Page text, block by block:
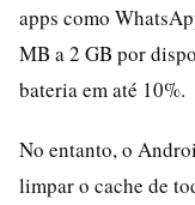
apps como
MB a 2 GB por
bateria em até 10%.
No entanto, o
limpar o cache de